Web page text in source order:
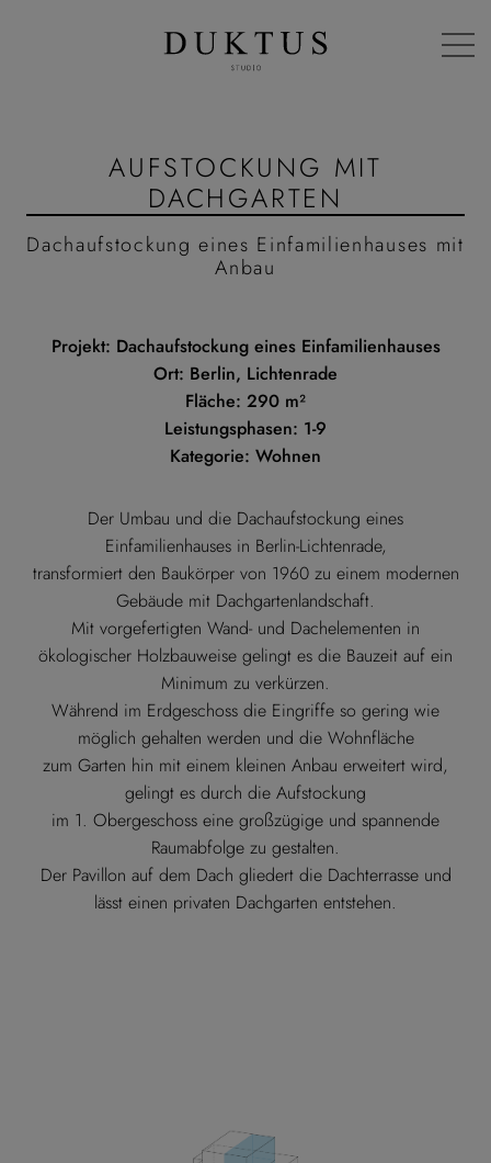
AUFSTOCKUNG MIT
DACHGARTEN
Dachauf­sto­ckung eines Einfa­mi­li­en­hauses mit
Anbau
Projekt: Dachaufstockung eines Einfamilienhauses
Ort: Berlin, Lichtenrade
Fläche: 290 m²
Leistungsphasen: 1-9
Kategorie: Wohnen
Der Umbau und die Dachaufstockung eines
Einfamilienhauses in Berlin-Lichtenrade,
transformiert den Baukörper von 1960 zu einem modernen
Gebäude mit Dachgartenlandschaft.
Mit vorgefertigten Wand- und Dachelementen in
ökologischer Holzbauweise gelingt es die Bauzeit auf ein
Minimum zu verkürzen.
Während im Erdgeschoss die Eingriffe so gering wie
möglich gehalten werden und die Wohnfläche
zum Garten hin mit einem kleinen Anbau erweitert wird,
gelingt es durch die Aufstockung
im 1. Obergeschoss eine großzügige und spannende
Raumabfolge zu gestalten.
Der Pavillon auf dem Dach gliedert die Dachterrasse und
lässt einen privaten Dachgarten entstehen.